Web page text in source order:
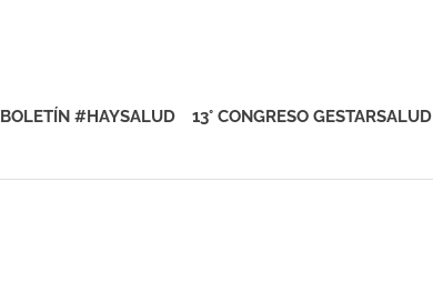
BOLETÍN #HAYSALUD 13° CONGRESO GESTARSALUD